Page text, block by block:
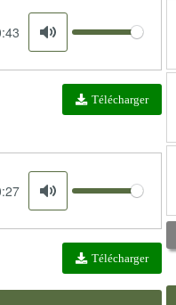
Mute
Volume
Télécharger
Mute
Volume
Télécharger